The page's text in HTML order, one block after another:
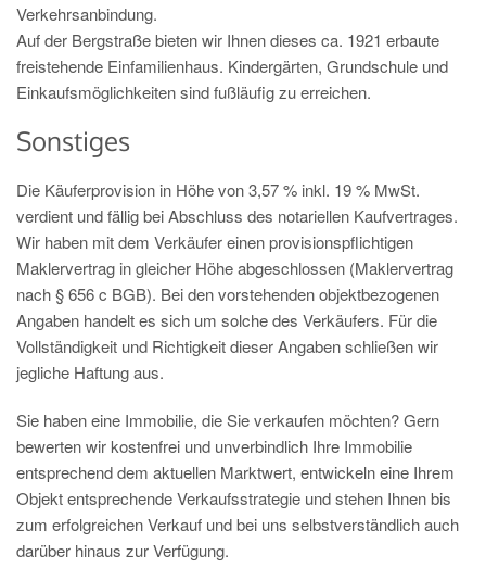
Verkehrsanbindung.
Auf der Bergstraße bieten wir Ihnen dieses ca. 1921 erbaute
freistehende Einfamilienhaus. Kindergärten, Grundschule und
Einkaufsmöglichkeiten sind fußläufig zu erreichen.
Sonstiges
Die Käuferprovision in Höhe von 3,57 % inkl. 19 % MwSt.
verdient und fällig bei Abschluss des notariellen Kaufvertrages.
Wir haben mit dem Verkäufer einen provisionspflichtigen
Maklervertrag in gleicher Höhe abgeschlossen (Maklervertrag
nach § 656 c BGB). Bei den vorstehenden objektbezogenen
Angaben handelt es sich um solche des Verkäufers. Für die
Vollständigkeit und Richtigkeit dieser Angaben schließen wir
jegliche Haftung aus.
Sie haben eine Immobilie, die Sie verkaufen möchten? Gern
bewerten wir kostenfrei und unverbindlich Ihre Immobilie
entsprechend dem aktuellen Marktwert, entwickeln eine Ihrem
Objekt entsprechende Verkaufsstrategie und stehen Ihnen bis
zum erfolgreichen Verkauf und bei uns selbstverständlich auch
darüber hinaus zur Verfügung.